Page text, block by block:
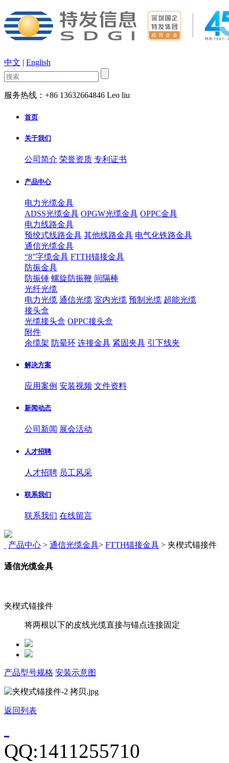
中文 | English
服务热线：+86 13632664846 Leo liu
首页
关于我们
公司简介 荣誉资质 专利证书
产品中心
电力光缆金具
ADSS光缆金具 OPGW光缆金具 OPPC金具
电力线路金具
预绞式线路金具 其他线路金具 电气化铁路金具
通信光缆金具
“8”字缆金具 FTTH锚接金具
防振金具
防振锤 螺旋防振鞭 间隔棒
光纤光缆
电力光缆 通信光缆 室内光缆 预制光缆 超能光缆
接头盒
光缆接头盒 OPPC接头盒
附件
余缆架 防晕环 连接金具 紧固夹具 引下线夹
解决方案
应用案例 安装视频 文件资料
新闻动态
公司新闻 展会活动
人才招聘
人才招聘 员工风采
联系我们
联系我们 在线留言
产品中心 > 通信光缆金具> FTTH锚接金具 > 夹楔式锚接件
通信光缆金具
夹楔式锚接件
将两根以下的皮线光缆直接与锚点连接固定
产品型号规格 安装示意图
返回列表
QQ:1411255710